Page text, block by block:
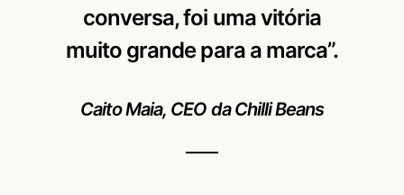
conversa, foi uma vitória
muito grande para a marca”.
Caito Maia, CEO da Chilli Beans